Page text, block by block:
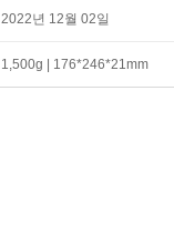
2022년 12월 02일
1,500g | 176*246*21mm